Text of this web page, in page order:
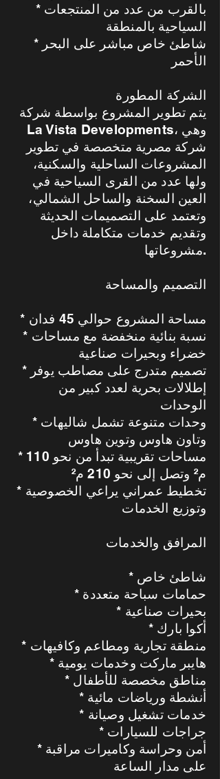
* بالقرب من عدد من المنتجعات
السياحية بالمنطقة
* شاطئ خاص مباشر على البحر
الأحمر
الشركة المطورة
يتم تطوير المشروع بواسطة شركة
La Vista Developments، وهي
شركة مصرية متخصصة في تطوير
المشروعات الساحلية والسكنية،
ولها عدد من القرى السياحية في
العين السخنة والساحل الشمالي،
وتعتمد على التصميمات الحديثة
وتقديم خدمات متكاملة داخل
مشروعاتها.
التصميم والمساحة
* مساحة المشروع حوالي 45 فدان
* نسبة بنائية منخفضة مع مساحات
خضراء وبحيرات صناعية
* تصميم متدرج على مصاطب يوفر
إطلالات بحرية لعدد كبير من
الوحدات
* وحدات متنوعة تشمل شاليهات
وتاون هاوس وتوين هاوس
* مساحات تقريبية تبدأ من نحو 110
م² وتصل إلى نحو 210 م²
* تخطيط عمراني يراعي الخصوصية
وتوزيع الخدمات
المرافق والخدمات
* شاطئ خاص
* حمامات سباحة متعددة
* بحيرات صناعية
* أكوا بارك
* منطقة تجارية ومطاعم وكافيهات
* هايبر ماركت وخدمات يومية
* مناطق مخصصة للأطفال
* أنشطة ورياضات مائية
* خدمات تشغيل وصيانة
* جراجات للسيارات
* أمن وحراسة وكاميرات مراقبة
على مدار الساعة